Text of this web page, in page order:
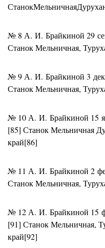
№ 8 А. И. Брайкиной 29
Станок Мельничная,
№ 9 А. И. Брайкиной 3
Станок Мельничная,
№ 10 А. И. Брайкиной 15
[85] Станок Мельничная
край[86]
№ 11 А. И. Брайкиной 2
Станок Мельничная,
№ 12 А. И. Брайкиной 15
[91] Станок Мельничная,
край[92]